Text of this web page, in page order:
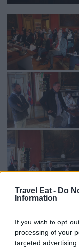
Travel Eat - Do
Information
If you wish to opt-
processing of your
targeted